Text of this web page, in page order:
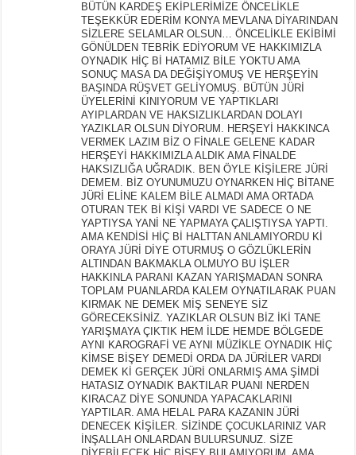
BÜTÜN KARDEŞ EKİPLERİMİZE ÖNCELİKLE
TEŞEKKÜR EDERİM KONYA MEVLANA DİYARINDAN
SİZLERE SELAMLAR OLSUN… ÖNCELİKLE EKİBİMİ
GÖNÜLDEN TEBRİK EDİYORUM VE HAKKIMIZLA
OYNADIK HİÇ Bİ HATAMIZ BİLE YOKTU AMA
SONUÇ MASA DA DEĞİŞİYOMUŞ VE HERŞEYİN
BAŞINDA RÜŞVET GELİYOMUŞ. BÜTÜN JÜRİ
ÜYELERİNİ KINIYORUM VE YAPTIKLARI
AYIPLARDAN VE HAKSIZLIKLARDAN DOLAYI
YAZIKLAR OLSUN DİYORUM. HERŞEYİ HAKKINCA
VERMEK LAZIM BİZ O FİNALE GELENE KADAR
HERŞEYİ HAKKIMIZLA ALDIK AMA FİNALDE
HAKSIZLIĞA UĞRADIK. BEN ÖYLE KİŞİLERE JÜRİ
DEMEM. BİZ OYUNUMUZU OYNARKEN HİÇ BİTANE
JÜRİ ELİNE KALEM BİLE ALMADI AMA ORTADA
OTURAN TEK Bİ KİŞİ VARDI VE SADECE O NE
YAPTIYSA YANİ NE YAPMAYA ÇALIŞTIYSA YAPTI.
AMA KENDİSİ HİÇ Bİ HALTTAN ANLAMIYORDU Kİ
ORAYA JÜRİ DİYE OTURMUŞ O GÖZLÜKLERİN
ALTINDAN BAKMAKLA OLMUYO BU İŞLER
HAKKINLA PARANI KAZAN YARIŞMADAN SONRA
TOPLAM PUANLARDA KALEM OYNATILARAK PUAN
KIRMAK NE DEMEK MİŞ SENEYE SİZ
GÖRECEKSİNİZ. YAZIKLAR OLSUN BİZ İKİ TANE
YARIŞMAYA ÇIKTIK HEM İLDE HEMDE BÖLGEDE
AYNI KAROGRAFİ VE AYNI MÜZİKLE OYNADIK HİÇ
KİMSE BİŞEY DEMEDİ ORDA DA JÜRİLER VARDI
DEMEK Kİ GERÇEK JÜRİ ONLARMIŞ AMA ŞİMDİ
HATASIZ OYNADIK BAKTILAR PUANI NERDEN
KIRACAZ DİYE SONUNDA YAPACAKLARINI
YAPTILAR. AMA HELAL PARA KAZANIN JÜRİ
DENECEK KİŞİLER. SİZİNDE ÇOCUKLARINIZ VAR
İNŞALLAH ONLARDAN BULURSUNUZ. SİZE